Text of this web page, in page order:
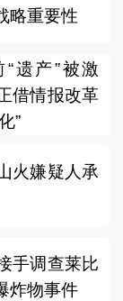
略重要性
遗产”被激
借情报改革
”
火嫌疑人承
手调查莱比
炸物事件